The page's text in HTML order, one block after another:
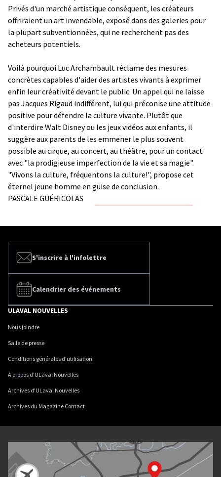
Privés d'un marché artistique conséquent, les créateurs
offriraient un art invendable, exposé dans des galeries pour
la plupart subventionnées, qui ne recherchent pas des
acheteurs potentiels.
Voilà pourquoi Luc Archambault réclame des mesures
concrètes capables d'aider des artistes vivants à exprimer
enfin leur créativité devant le public. Un appel qui ne laisse
pas Jacques Rigaud indifférent, lui qui préconise une attitude
positive pour défendre la culture vivante. Plutôt que
d'interdire Walt Disney ou les jeux vidéos aux enfants, il
suggère aux parents de les emmener le plus souvent
possible au cirque, au concert, au théâtre, pour un contact
avec "la prodigieuse imperfection de la vie et sa magie".
"Vivons la culture, fréquentons la culture!", propose cet
éternel jeune homme en guise de conclusion.
PASCALE GUÉRICOLAS
S'inscrire à l'infolettre
Calendrier des événements
ULAVAL NOUVELLES
Nous joindre
Salle de presse
Conditions générales d'utilisation
À propos d'ULaval Nouvelles
Archives d'ULaval Nouvelles
Archives du Magazine Contact